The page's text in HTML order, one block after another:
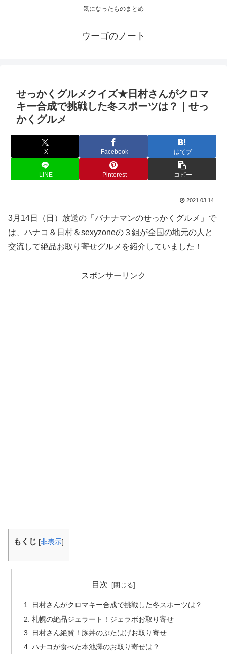
気になったものまとめ
ウーゴのノート
せっかくグルメクイズ★日村さんがクロマ
キー合成で挑戦した冬スポーツは？｜せっ
かくグルメ
X Facebook はてブ
LINE Pinterest コピー
2021.03.14
3月14日（日）放送の「バナナマンのせっかくグルメ」で
は、ハナコ＆日村＆sexyzoneの３組が全国の地元の人と
交流して絶品お取り寄せグルメを紹介していました！
スポンサーリンク
もくじ [非表示]
目次
日村さんがクロマキー合成で挑戦した冬スポーツは？
札幌の絶品ジェラート！ジェラボお取り寄せ
日村さん絶賛！豚丼のぶたはげお取り寄せ
ハナコが食べた本池澤のお取り寄せは？